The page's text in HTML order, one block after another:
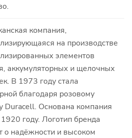
компания,
на производстве
элементов
аккумуляторных и щелочных
В 1973 году стала
благодаря розовому
Duracell. Основана компания
году. Логотип бренда
о надёжности и высоком